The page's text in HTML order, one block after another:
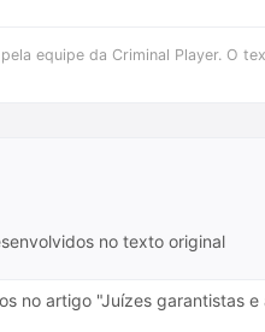
equipe da Criminal Player. O
no texto original
no artigo "Juízes garantistas